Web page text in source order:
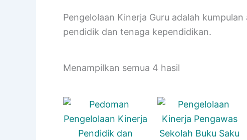
Pengelolaan Kinerja Guru adalah
pendidik dan tenaga kependidikan.
Menampilkan semua 4 hasil